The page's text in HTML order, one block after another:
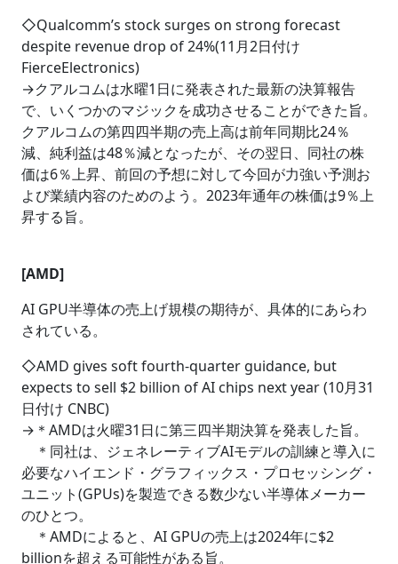
◇Qualcomm’s stock surges on strong forecast
despite revenue drop of 24%(11月2日付け
FierceElectronics)
→クアルコムは水曜1日に発表された最新の決算報告
で、いくつかのマジックを成功させることができた旨。
クアルコムの第四四半期の売上高は前年同期比24％
減、純利益は48％減となったが、その翌日、同社の株
価は6％上昇、前回の予想に対して今回が力強い予測お
よび業績内容のためのよう。2023年通年の株価は9％上
昇する旨。
[AMD]
AI GPU半導体の売上げ規模の期待が、具体的にあらわ
されている。
◇AMD gives soft fourth-quarter guidance, but
expects to sell $2 billion of AI chips next year (10月31
日付け CNBC)
→＊AMDは火曜31日に第三四半期決算を発表した旨。
＊同社は、ジェネレーティブAIモデルの訓練と導入に
必要なハイエンド・グラフィックス・プロセッシング・
ユニット(GPUs)を製造できる数少ない半導体メーカー
のひとつ。
＊AMDによると、AI GPUの売上は2024年に$2
billionを超える可能性がある旨。